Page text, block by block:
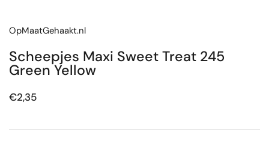
OpMaatGehaakt.nl
Scheepjes Maxi Sweet Treat 245
Green Yellow
Prijs:
€2,35